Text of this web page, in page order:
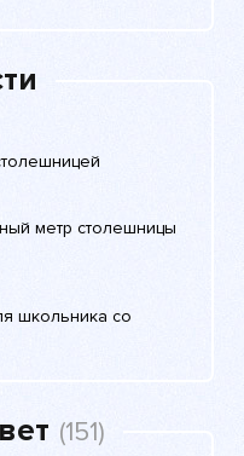
метр столешницы
школьника со
(151)